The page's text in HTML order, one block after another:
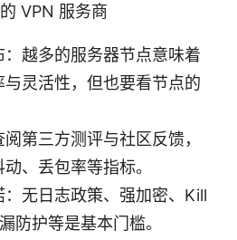
VPN 服务商
越多的服务器节点意味着
灵活性，但也要看节点的
第三方测评与社区反馈，
、丢包率等指标。
无日志政策、强加密、Kill
防护等是基本门槛。